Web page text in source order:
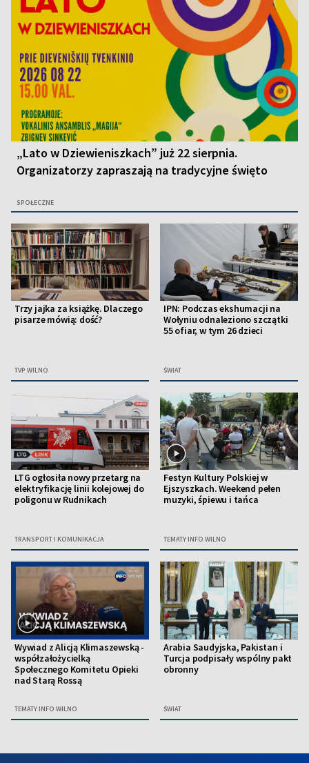
„Lato w Dziewieniszkach” już 22 sierpnia.
Organizatorzy zapraszają na tradycyjne święto
SPOŁECZNE
Trzy jajka za książkę. Dlaczego
pisarze mówią: dość?
TVP WILNO
IPN: Podczas ekshumacji na
Wołyniu odnaleziono szczątki
55 ofiar, w tym 26 dzieci
ŚWIAT
LTG ogłosiła nowy przetarg na
elektryfikację linii kolejowej do
poligonu w Rudnikach
TRANSPORT I KOMUNIKACJA
Festyn Kultury Polskiej w
Ejszyszkach. Weekend pełen
muzyki, śpiewu i tańca
TEMATY INFO WILNO
Wywiad z Alicją Klimaszewską -
współzałożycielką
Społecznego Komitetu Opieki
nad Starą Rossą
TEMATY INFO WILNO
Arabia Saudyjska, Pakistan i
Turcja podpisały wspólny pakt
obronny
ŚWIAT